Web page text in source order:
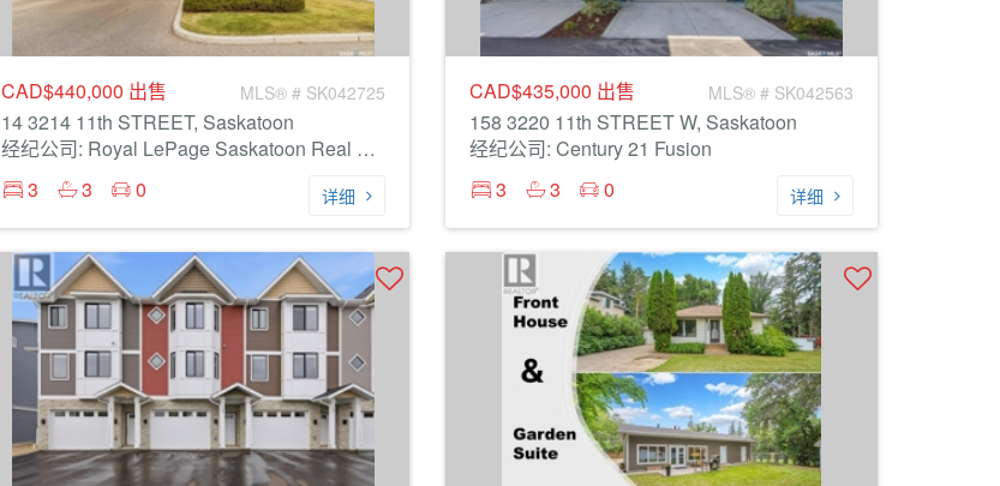
CAD$440,000 出售 MLS® # SK042725
14 3214 11th STREET, Saskatoon
经纪公司: Royal LePage Saskatoon Real Estate
3
3 0 详细
CAD$435,000 出售 MLS® # SK042563
158 3220 11th STREET W, Saskatoon
经纪公司: Century 21 Fusion
3
3 0 详细